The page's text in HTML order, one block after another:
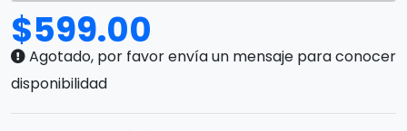
$599.00
Agotado, por favor envía un mensaje para conocer
disponibilidad